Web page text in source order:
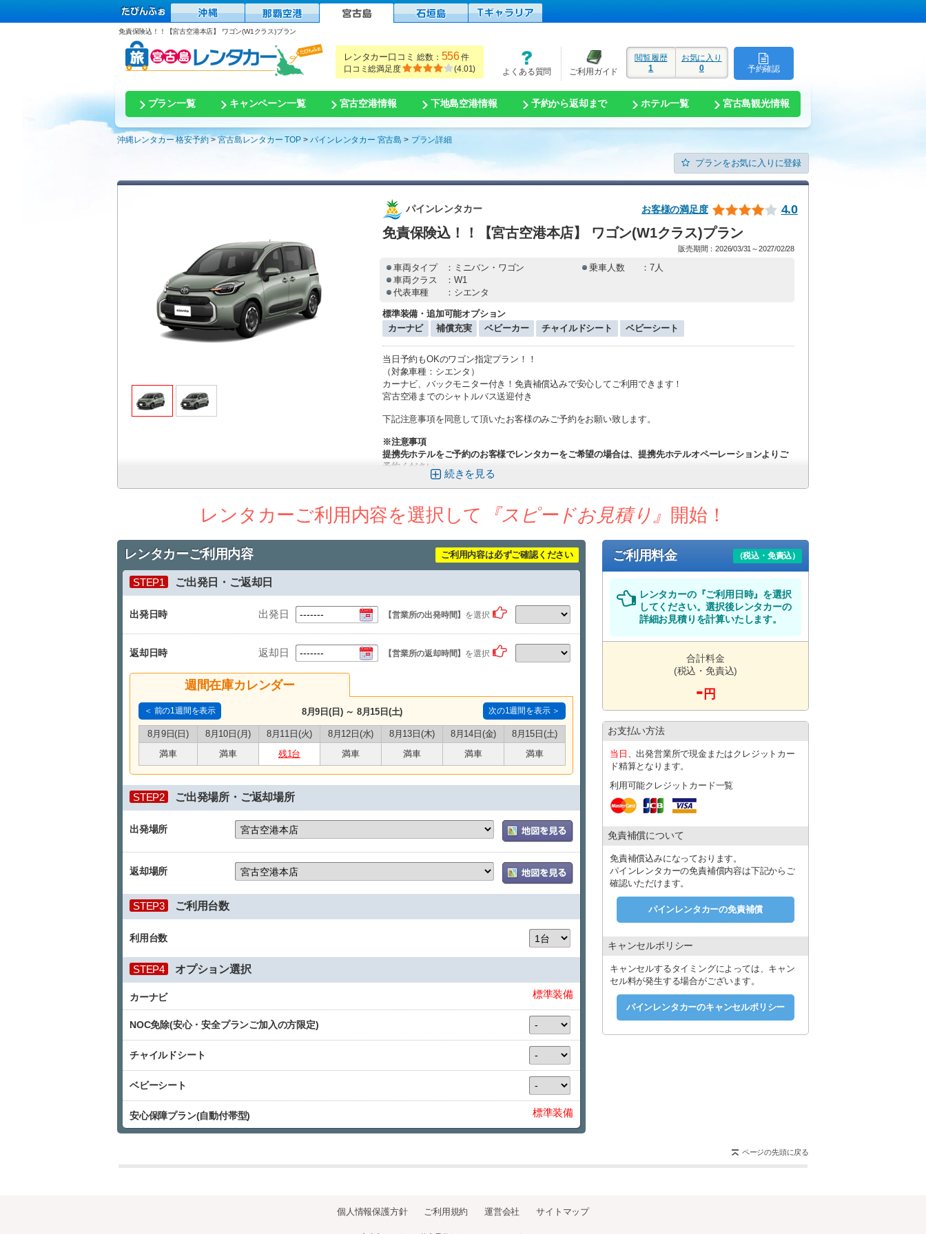
免責保険込！！【宮古空港本店】 ワゴン(W1クラス)プラン
レンタカー口コミ 総数： 556件
口コミ総満足度
(4.01) 予約確認
閲覧履歴
1
お気に入り
0
よくある質問 ご利用ガイド
プラン一覧 キャンペーン一覧 宮古空港情報 下地島空港情報 予約から返却まで ホテル一覧 宮古島観光情報
沖縄レンタカー 格安予約 宮古島レンタカー TOP パインレンタカー 宮古島 プラン詳細
プランをお気に入りに登録
お客様の満足度 4.0
パインレンタカー
免責保険込！！【宮古空港本店】 ワゴン(W1クラス)プラン
販売期間：2026/03/31～2027/02/28
車両タイプ ：ミニバン・ワゴン 乗車人数
：7人
車両クラス
：W1
代表車種
：シエンタ
標準装備・追加可能オプション
カーナビ
補償充実 ベビーカー チャイルドシート ベビーシート
当日予約もOKのワゴン指定プラン！！
（対象車種：シエンタ）
カーナビ、バックモニター付き！免責補償込みで安心してご利用できます！
宮古空港までのシャトルバス送迎付き
下記注意事項を同意して頂いたお客様のみご予約をお願い致します。
※注意事項
提携先ホテルをご予約のお客様でレンタカーをご希望の場合は、提携先ホテルオペーレーションよりご
予約ください。
（本サイトからご予約されても宿泊者割引適用されませんのでご了承下さい）
自転車、ゴルフバック等の大きい荷物をお持ちの方は営業所までの送迎できかねます。（一度ご相談下
さいます様お願い致します。）
NOC（ノンオペレーションチャージ）は任意でのご加入となります。
宮古空港への最終送迎のお時間は18時までになっております。送迎がない場合の最終返却は18:30となり
下地島空港からの送迎は行っておりません。
必ず便名の記載をお願いいたします。予約時に決まっていない場合は後日ご連絡ください。（ご送迎対
応時間：8:30～18:00）
続きを
レンタカーご利用内容を選択して 『スピードお見積り』 開始！
レンタカーご利用内容 ご利用内容は必ずご確認ください
STEP1 ご出発日・ご返却日
出発日時 出発日 【営業所の出発時間】 を選択
返却日時 返却日 【営業所の返却時間】 を選択
週間在庫カレンダー
＜ 前の1週間を表示 次の1週間を表示 ＞
8月9日(日) ～ 8月15日(土)
8月9日(日) 8月10日(月) 8月11日(火) 8月12日(水) 8月13日(木) 8月14日(金)
8月15日(土)
満車
満車 残1台 満車 満車 満車 満車
STEP2 ご出発場所・ご返却場所
出発場所
返却場所
STEP3 ご利用台数
利用台数
STEP4 オプション選択
カーナビ 標準装備
NOC免除(安心・安全プランご加入の方限定)
チャイルドシート
ベビーシート
安心保障プラン(自動付帯型) 標準装備
ご利用料金 （税込・免責込）
レンタカーの『ご利用日時』を選択
してください。選択後レンタカーの
詳細お見積りを計算いたします。
合計料金
(税込・免責込)
- 円
お支払い方法
当日 、出発営業所で現金またはクレジットカー
ド精算となります。
利用可能クレジットカード一覧
免責補償について
免責補償込みになっております。
パインレンタカーの免責補償内容は下記からご
確認いただけます。
パインレンタカーの免責補償
キャンセルポリシー
キャンセルするタイミングによっては、キャン
セル料が発生する場合がございます。
パインレンタカーのキャンセルポリシー
ページの先頭に戻る
個人情報保護方針 ご利用規約 運営会社 サイトマップ